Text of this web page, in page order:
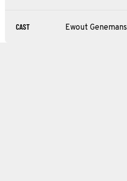
CAST Ewout Genemans